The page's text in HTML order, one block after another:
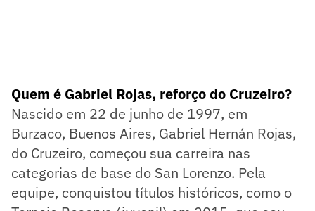
Quem é Gabriel Rojas, reforço do Cruzeiro?
Nascido em 22 de junho de 1997, em
Burzaco, Buenos Aires, Gabriel Hernán Rojas,
do Cruzeiro, começou sua carreira nas
categorias de base do San Lorenzo. Pela
equipe, conquistou títulos históricos, como o